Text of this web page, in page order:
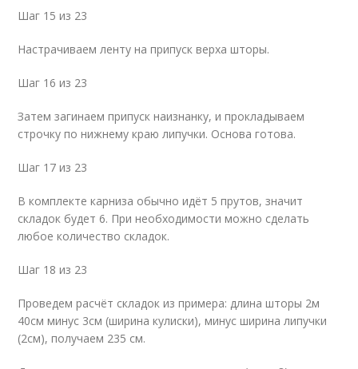
Шаг 15 из 23
Настрачиваем ленту на припуск верха шторы.
Шаг 16 из 23
Затем загинаем припуск наизнанку, и прокладываем
строчку по нижнему краю липучки. Основа готова.
Шаг 17 из 23
В комплекте карниза обычно идёт 5 прутов, значит
складок будет 6. При необходимости можно сделать
любое количество складок.
Шаг 18 из 23
Проведем расчёт складок из примера: длина шторы 2м
40см минус 3см (ширина кулиски), минус ширина липучки
(2см), получаем 235 см.